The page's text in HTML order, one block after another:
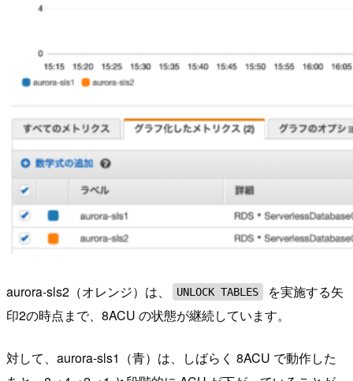
aurora-sls2（オレンジ）は、 UNLOCK TABLES
を実施する矢
印2の時点まで、8ACU の状態が継続しています。
対して、aurora-sls1（青）は、しばらく 8ACU で動作した